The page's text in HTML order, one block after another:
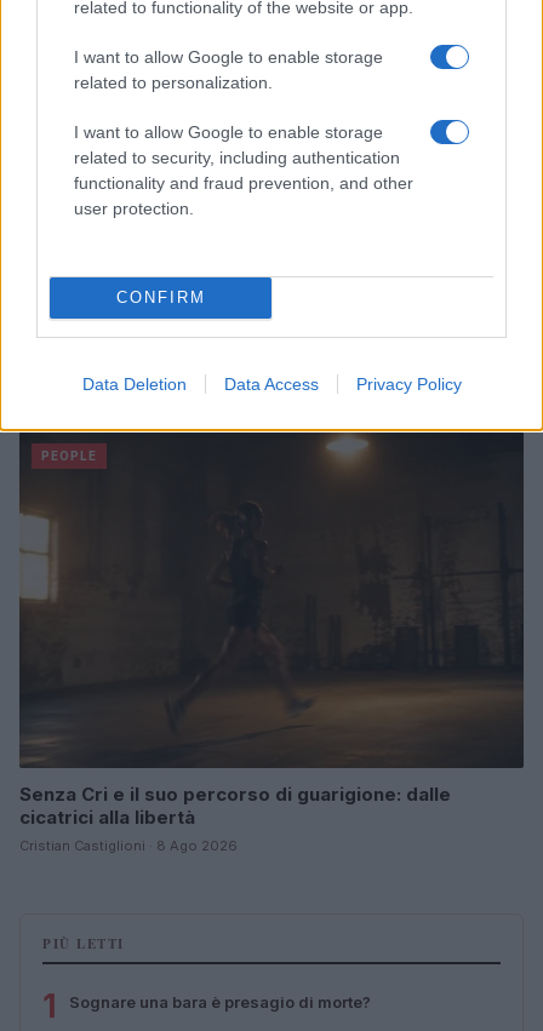
related to functionality of the website or app.
I want to allow Google to enable storage
related to personalization.
I want to allow Google to enable storage
related to security, including authentication
functionality and fraud prevention, and other
user protection.
CONFIRM
Data Deletion Data Access Privacy Policy
FITNESS
efficaci
PEOPLE
Senza Cri e il suo percorso di guarigione: dalle
cicatrici alla libertà
Cristian Castiglioni · 8 Ago 2026
PIÙ LETTI
1 Sognare una bara è presagio di morte?